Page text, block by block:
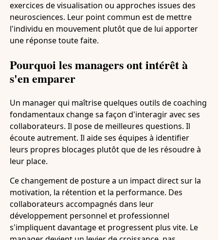
exercices de visualisation ou approches issues des
neurosciences. Leur point commun est de mettre
l'individu en mouvement plutôt que de lui apporter
une réponse toute faite.
Pourquoi les managers ont intérêt à
s'en emparer
Un manager qui maîtrise quelques outils de coaching
fondamentaux change sa façon d'interagir avec ses
collaborateurs. Il pose de meilleures questions. Il
écoute autrement. Il aide ses équipes à identifier
leurs propres blocages plutôt que de les résoudre à
leur place.
Ce changement de posture a un impact direct sur la
motivation, la rétention et la performance. Des
collaborateurs accompagnés dans leur
développement personnel et professionnel
s'impliquent davantage et progressent plus vite. Le